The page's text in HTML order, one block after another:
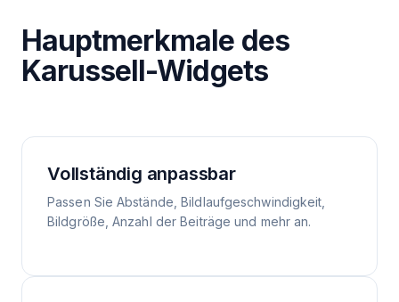
Hauptmerkmale des
Karussell-Widgets
Vollständig anpassbar
Passen Sie Abstände, Bildlaufgeschwindigkeit,
Bildgröße, Anzahl der Beiträge und mehr an.